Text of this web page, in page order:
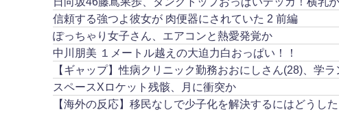
信頼する強つよ彼女が 肉便器にされていた 2 前編
ぽっちゃり女子さん、エアコンと熱愛発覚か
中川朋美 １メートル越えの大迫力白おっぱい！！
【ギャップ】性病クリニック勤務おおにしさん(28)、学
スペースXロケット残骸、月に衝突か
【海外の反応】移民なしで少子化を解決するにはどう